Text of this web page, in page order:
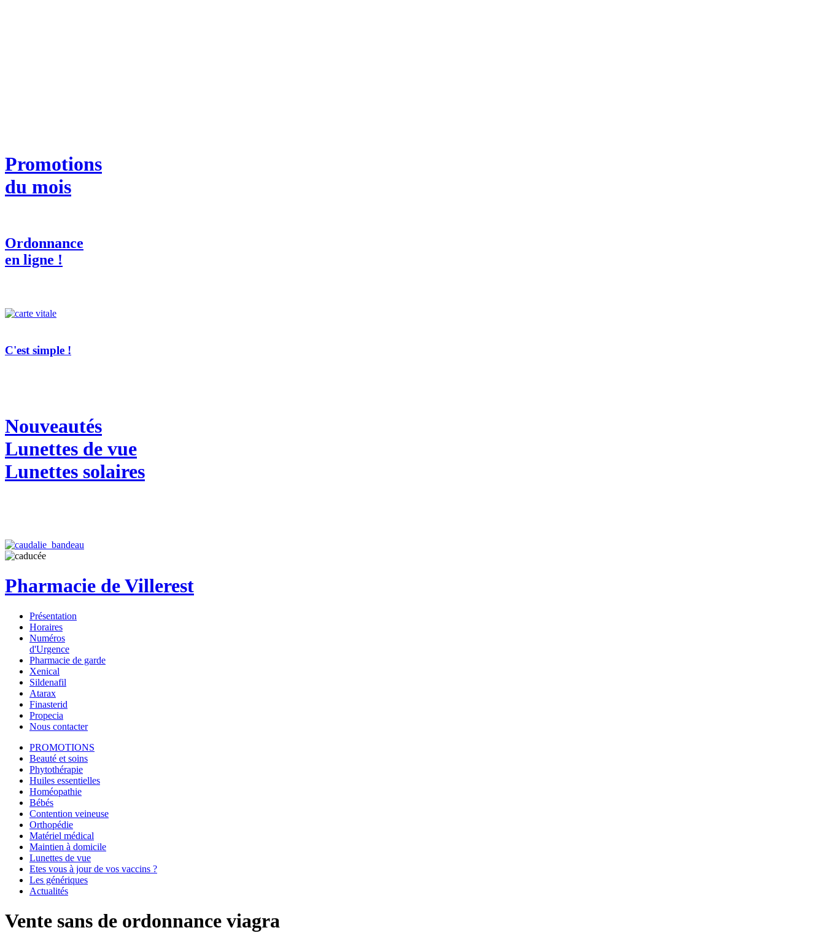
Promotions
du mois
Ordonnance
en ligne !
C'est simple !
Nouveautés
Lunettes de vue
Lunettes solaires
Pharmacie de Villerest
Présentation
Horaires
Numéros
d'Urgence
Pharmacie de garde
Xenical
Sildenafil
Atarax
Finasterid
Propecia
Nous contacter
PROMOTIONS
Beauté et soins
Phytothérapie
Huiles essentielles
Homéopathie
Bébés
Contention veineuse
Orthopédie
Matériel médical
Maintien à domicile
Lunettes de vue
Etes vous à jour de vos vaccins ?
Les génériques
Actualités
Vente sans de ordonnance viagra